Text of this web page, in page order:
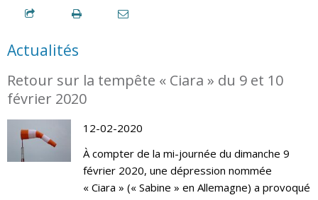
Actualités
Retour sur la tempête « Ciara » du 9 et 10
février 2020
12-02-2020
À compter de la mi-journée du dimanche 9
février 2020, une dépression nommée
« Ciara » (« Sabine » en Allemagne) a provoqué